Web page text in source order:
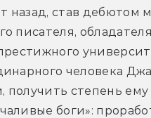
назад, став дебютом
писателя,
человека
получить степень
боги»: